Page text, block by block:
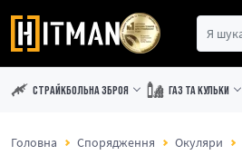
СТРАЙКБОЛЬНА ЗБРОЯ ГАЗ ТА КУЛЬКИ
Головна Спорядження Окуляри